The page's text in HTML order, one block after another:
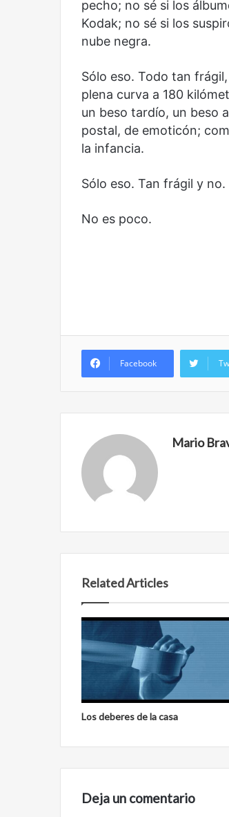
pecho; no sé si los
Kodak; no sé si los
nube negra.
Sólo eso. Todo tan
plena curva a 180
un beso tardío, un beso
postal, de emoticón;
la infancia.
Sólo eso. Tan frágil y no.
No es poco.
Facebook
Mario
Related Articles
Los deberes de la casa
Deja un comentario